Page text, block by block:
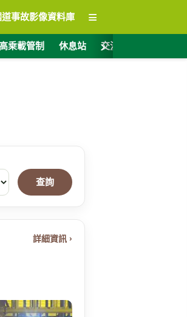
道事故影像資料庫 ≡
乘載管制 休息站 交流道資訊
›
查詢
詳細資訊 ›